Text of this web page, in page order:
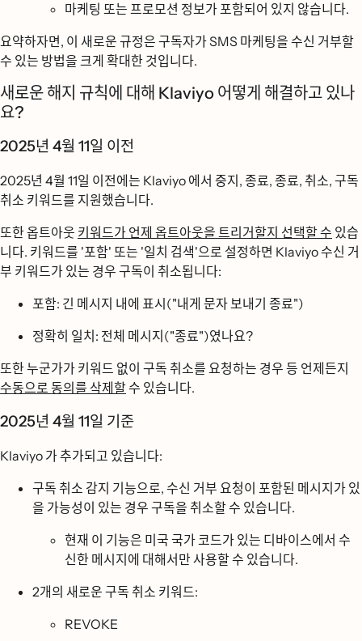
마케팅 또는 프로모션 정보가 포함되어 있지 않습니다.
요약하자면, 이 새로운 규정은 구독자가 SMS 마케팅을 수신 거부할
수 있는 방법을 크게 확대한 것입니다.
새로운 해지 규칙에 대해 Klaviyo 어떻게 해결하고 있나
요?
2025년 4월 11일 이전
2025년 4월 11일 이전에는 Klaviyo 에서 중지, 종료, 종료, 취소, 구독
취소 키워드를 지원했습니다.
또한 옵트아웃 키워드가 언제 옵트아웃을 트리거할지 선택할 수 있습
니다. 키워드를 '포함' 또는 '일치 검색'으로 설정하면 Klaviyo 수신 거
부 키워드가 있는 경우 구독이 취소됩니다:
포함: 긴 메시지 내에 표시("내게 문자 보내기 종료")
정확히 일치: 전체 메시지("종료")였나요?
또한 누군가가 키워드 없이 구독 취소를 요청하는 경우 등 언제든지
수동으로 동의를 삭제할수 있습니다.
2025년 4월 11일 기준
Klaviyo 가 추가되고 있습니다:
구독 취소 감지 기능으로, 수신 거부 요청이 포함된 메시지가 있
을 가능성이 있는 경우 구독을 취소할 수 있습니다.
현재 이 기능은 미국 국가 코드가 있는 디바이스에서 수
신한 메시지에 대해서만 사용할 수 있습니다.
2개의 새로운 구독 취소 키워드:
REVOKE